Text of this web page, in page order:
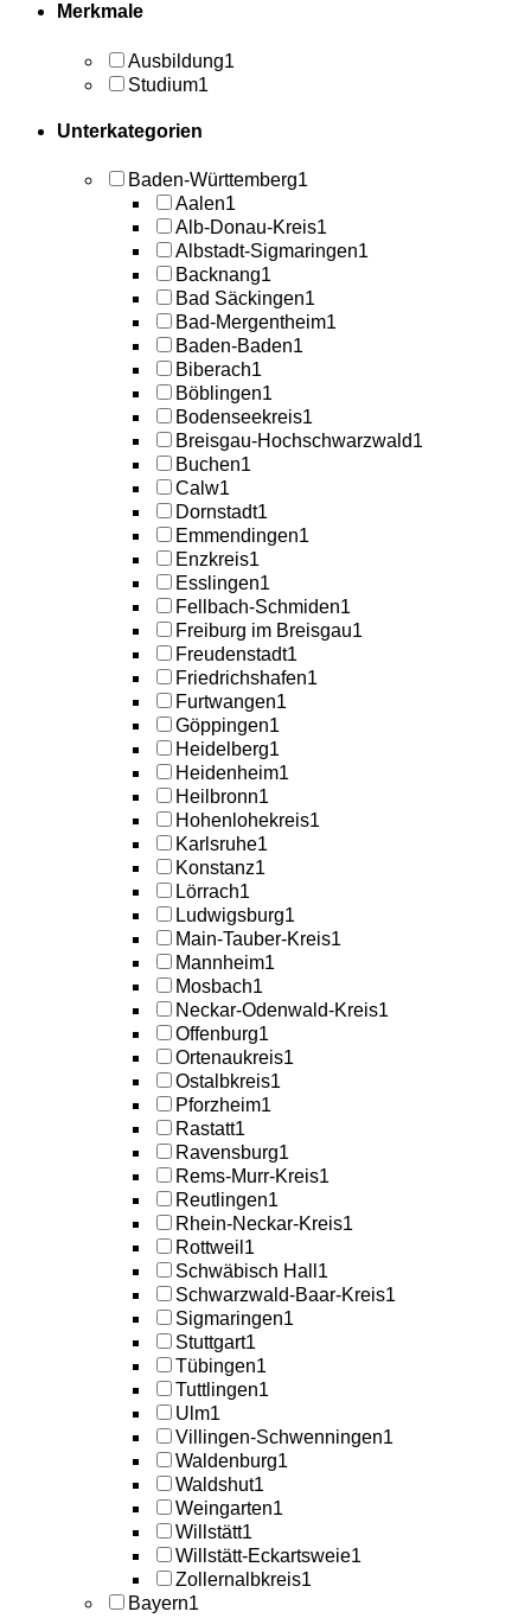
Merkmale
Ausbildung1
Studium1
Unterkategorien
Baden-Württemberg1
Aalen1
Alb-Donau-Kreis1
Albstadt-Sigmaringen1
Backnang1
Bad Säckingen1
Bad-Mergentheim1
Baden-Baden1
Biberach1
Böblingen1
Bodenseekreis1
Breisgau-Hochschwarzwald1
Buchen1
Calw1
Dornstadt1
Emmendingen1
Enzkreis1
Esslingen1
Fellbach-Schmiden1
Freiburg im Breisgau1
Freudenstadt1
Friedrichshafen1
Furtwangen1
Göppingen1
Heidelberg1
Heidenheim1
Heilbronn1
Hohenlohekreis1
Karlsruhe1
Konstanz1
Lörrach1
Ludwigsburg1
Main-Tauber-Kreis1
Mannheim1
Mosbach1
Neckar-Odenwald-Kreis1
Offenburg1
Ortenaukreis1
Ostalbkreis1
Pforzheim1
Rastatt1
Ravensburg1
Rems-Murr-Kreis1
Reutlingen1
Rhein-Neckar-Kreis1
Rottweil 1
Schwäbisch Hall 1
Schwarzwald-Baar-Kreis1
Sigmaringen1
Stuttgart1
Tübingen1
Tuttlingen1
Ulm1
Villingen-Schwenningen1
Waldenburg1
Waldshut1
Weingarten1
Willstätt1
Willstätt-Eckartsweie1
Zollernalbkreis1
Bayern1